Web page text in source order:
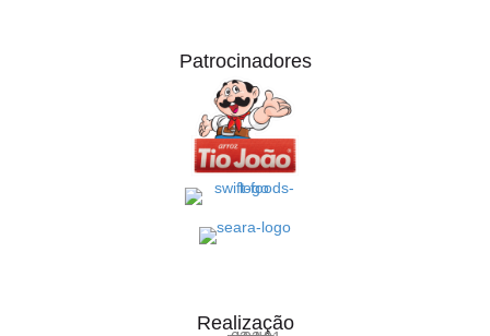
Patrocinadores
Realização